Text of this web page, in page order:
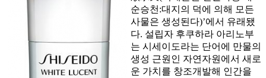
순승천:대지의 덕에 의해 모든
사물은 생성된다)’에서 유래됐
다. 설립자 후쿠하라 아리노부
는 시세이도라는 단어에 만물의
생성 근원인 자연자원에서 새로
운 가치를 창조개발해 인간을